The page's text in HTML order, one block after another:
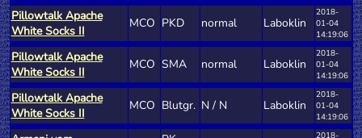
Pillowtalk Apache
White Socks II
MCO PKD normal Laboklin
2018-
01-04
14:19:06
Pillowtalk Apache
White Socks II
MCO SMA normal Laboklin
2018-
01-04
14:19:06
Pillowtalk Apache
White Socks II
MCO Blutgr. N / N Laboklin
2018-
01-04
14:19:06
2018-